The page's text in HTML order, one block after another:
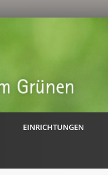
EINRICHTUNGEN